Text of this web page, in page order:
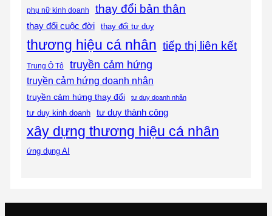
phụ nữ kinh doanh thay đổi bản thân
thay đổi cuộc đời thay đổi tư duy
thương hiệu cá nhân tiếp thị liên kết
Trung Ô Tô truyền cảm hứng
truyền cảm hứng doanh nhân
truyền cảm hứng thay đổi tư duy doanh nhân
tư duy kinh doanh tư duy thành công
xây dựng thương hiệu cá nhân
ứng dụng AI